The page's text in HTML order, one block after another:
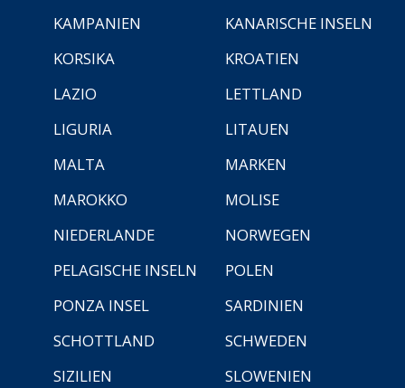
KAMPANIEN
KANARISCHE INSELN
KORSIKA
KROATIEN
LAZIO
LETTLAND
LIGURIA
LITAUEN
MALTA
MARKEN
MAROKKO
MOLISE
NIEDERLANDE
NORWEGEN
PELAGISCHE INSELN
POLEN
PONZA INSEL
SARDINIEN
SCHOTTLAND
SCHWEDEN
SIZILIEN
SLOWENIEN